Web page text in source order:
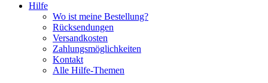
Hilfe
Wo ist meine Bestellung?
Rücksendungen
Versandkosten
Zahlungsmöglichkeiten
Kontakt
Alle Hilfe-Themen